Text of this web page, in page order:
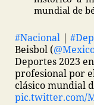
mundial de
#Nacional |
Beisbol (
Deportes 2023
profesional por
clásico mundial
pic.twitter.com/